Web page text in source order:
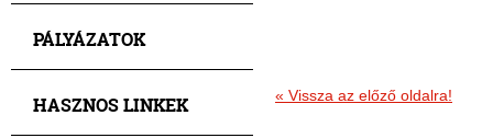
PÁLYÁZATOK
HASZNOS LINKEK « Vissza az előző oldalra!